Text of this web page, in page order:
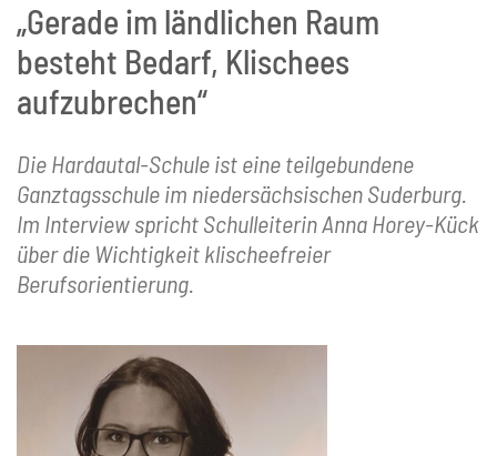
„Gerade im ländlichen Raum
besteht Bedarf, Klischees
aufzubrechen“
Die Hardautal-Schule ist eine teilgebundene
Ganztagsschule im niedersächsischen Suderburg.
Im Interview spricht Schulleiterin Anna Horey-Kück
über die Wichtigkeit klischeefreier
Berufsorientierung.